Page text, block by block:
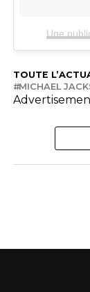
TOUTE
MICHAEL